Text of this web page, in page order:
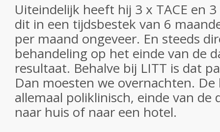
Uiteindelijk heeft hij 3 x TACE en
dit in een tijdsbestek van 6
per maand ongeveer. En steeds
behandeling op het einde van de
resultaat. Behalve bij LITT is dat
Dan moesten we overnachten.
allemaal poliklinisch, einde van de
naar huis of naar een hotel.